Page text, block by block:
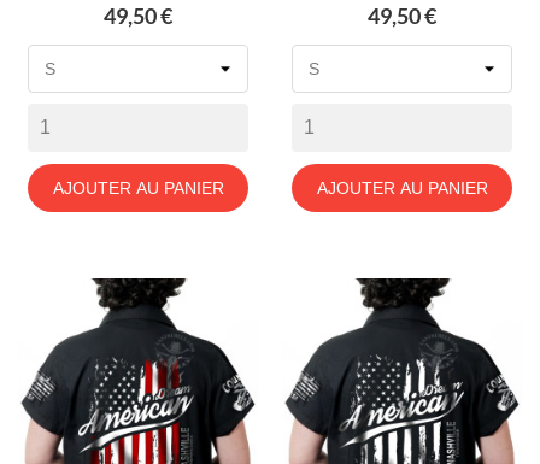
Prix
49,50 €
AJOUTER AU PANIER
Prix
49,50 €
AJOUTER AU PANIER